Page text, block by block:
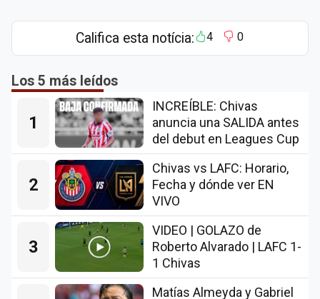
Califica esta notícia: 4 0
Los 5 más leídos
1
INCREÍBLE: Chivas
anuncia una SALIDA antes
del debut en Leagues Cup
2
Chivas vs LAFC: Horario,
Fecha y dónde ver EN
VIVO
3
VIDEO | GOLAZO de
Roberto Alvarado | LAFC 1-
1 Chivas
Matías Almeyda y Gabriel